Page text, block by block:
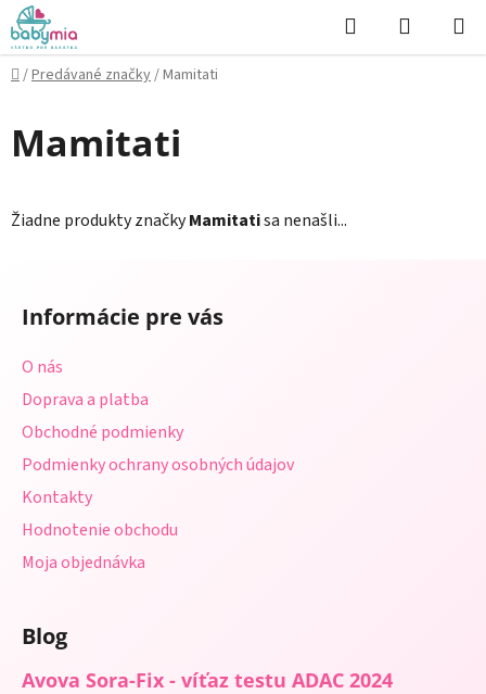
Prejsť
na
obsah
Hľadať
KOŠÍK
Domov
/Predávané značky/Mamitati
Mamitati
Žiadne produkty značkyMamitatisa nenašli...
Informácie pre vás
O nás
Doprava a platba
Obchodné podmienky
Podmienky ochrany osobných údajov
Kontakty
Hodnotenie obchodu
Moja objednávka
Blog
Avova Sora-Fix - víťaz testu ADAC 2024